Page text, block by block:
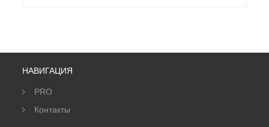
НАВИГАЦИЯ
PRO
Контакты